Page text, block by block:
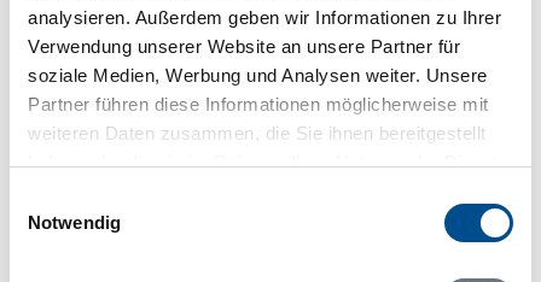
analysieren. Außerdem geben wir Informationen zu Ihrer
Verwendung unserer Website an unsere Partner für
soziale Medien, Werbung und Analysen weiter. Unsere
Partner führen diese Informationen möglicherweise mit
weiteren Daten zusammen, die Sie ihnen bereitgestellt
haben oder die sie im Rahmen Ihrer Nutzung der Dienste
Notwendig
Adresse
Ferienhaus S64069
Norra Gottsätter 461
705 91 Örebro